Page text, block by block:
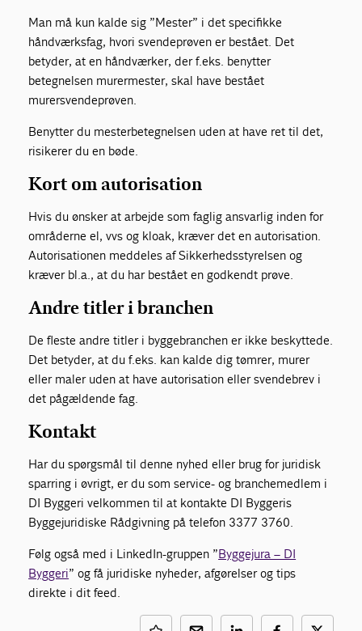
Man må kun kalde sig ”Mester” i det specifikke
håndværksfag, hvori svendeprøven er bestået. Det
betyder, at en håndværker, der f.eks. benytter
betegnelsen murermester, skal have bestået
murersvendeprøven.
Benytter du mesterbetegnelsen uden at have ret til det,
risikerer du en bøde.
Kort om autorisation
Hvis du ønsker at arbejde som faglig ansvarlig inden for
områderne el, vvs og kloak, kræver det en autorisation.
Autorisationen meddeles af Sikkerhedsstyrelsen og
kræver bl.a., at du har bestået en godkendt prøve.
Andre titler i branchen
De fleste andre titler i byggebranchen er ikke beskyttede.
Det betyder, at du f.eks. kan kalde dig tømrer, murer
eller maler uden at have autorisation eller svendebrev i
det pågældende fag.
Kontakt
Har du spørgsmål til denne nyhed eller brug for juridisk
sparring i øvrigt, er du som service- og branchemedlem i
DI Byggeri velkommen til at kontakte DI Byggeris
Byggejuridiske Rådgivning på telefon 3377 3760.
Følg også med i LinkedIn-gruppen ”Byggejura – DI
Byggeri” og få juridiske nyheder, afgørelser og tips
direkte i dit feed.